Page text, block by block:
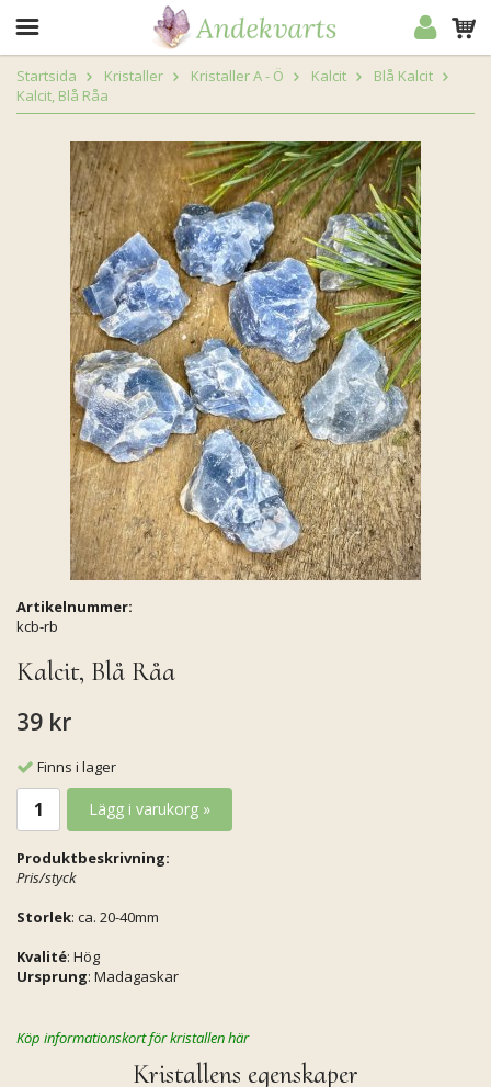
Startsida Kristaller Kristaller A - Ö Kalcit
Blå Kalcit
Kalcit, Blå Råa
Artikelnummer:
kcb-rb
Kalcit, Blå Råa
39 kr
Finns i lager
Lägg i varukorg »
Produktbeskrivning:
Pris/styck
Storlek: ca. 20-40mm
Kvalité: Hög
Ursprung: Madagaskar
Köp informationskort för kristallen här
Kristallens egenskaper